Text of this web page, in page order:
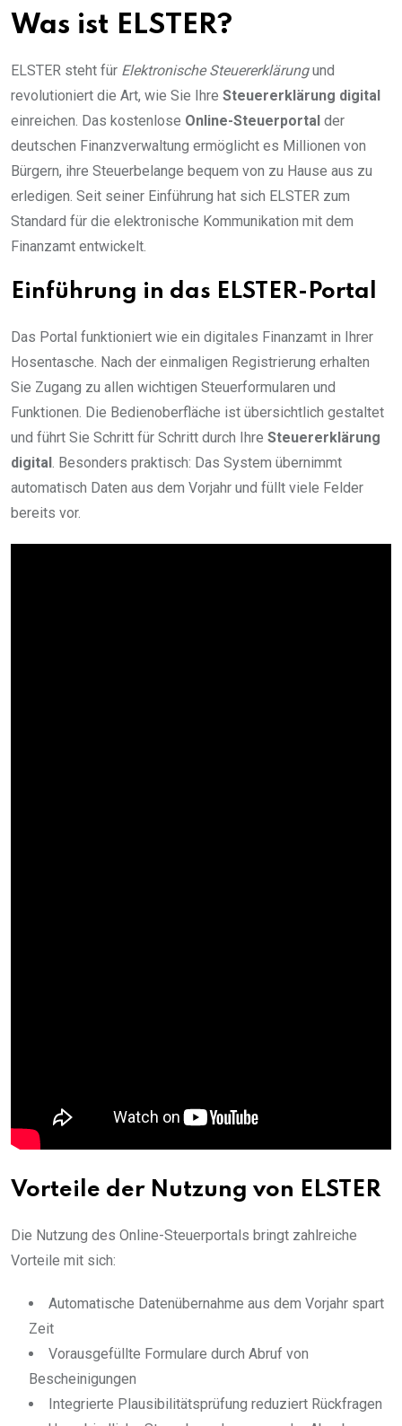
Was ist ELSTER?
ELSTER steht für Elektronische Steuererklärungund
revolutioniert die Art, wie Sie Ihre Steuererklärung digital
einreichen. Das kostenlose Online-Steuerportal der
deutschen Finanzverwaltung ermöglicht es Millionen von
Bürgern, ihre Steuerbelange bequem von zu Hause aus zu
erledigen. Seit seiner Einführung hat sich ELSTER zum
Standard für die elektronische Kommunikation mit dem
Finanzamt entwickelt.
Einführung in das ELSTER-Portal
Das Portal funktioniert wie ein digitales Finanzamt in Ihrer
Hosentasche. Nach der einmaligen Registrierung erhalten
Sie Zugang zu allen wichtigen Steuerformularen und
Funktionen. Die Bedienoberfläche ist übersichtlich gestaltet
und führt Sie Schritt für Schritt durch Ihre Steuererklärung
digital . Besonders praktisch: Das System übernimmt
automatisch Daten aus dem Vorjahr und füllt viele Felder
bereits vor.
Vorteile der Nutzung von ELSTER
Die Nutzung des Online-Steuerportals bringt zahlreiche
Vorteile mit sich:
Automatische Datenübernahme aus dem Vorjahr spart
Zeit
Vorausgefüllte Formulare durch Abruf von
Bescheinigungen
Integrierte Plausibilitätsprüfung reduziert Rückfragen